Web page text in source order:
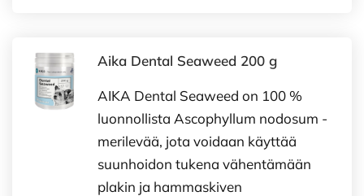
Aika Dental Seaweed 200 g
AIKA Dental Seaweed on 100 %
luonnollista Ascophyllum nodosum -
merilevää, jota voidaan käyttää
suunhoidon tukena vähentämään
plakin ja hammaskiven